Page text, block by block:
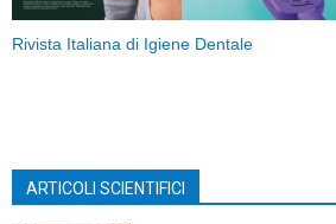
Rivista Italiana di Igiene Dentale
ARTICOLI SCIENTIFICI